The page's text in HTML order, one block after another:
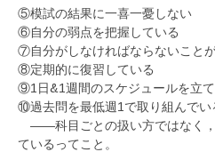
⑤模試の結果に一喜一憂しない
⑥自分の弱点を把握している
⑦自分がしなければならないこと
⑧定期的に復習している
⑨1日&1週間のスケジュールを立
⑩過去問を最低週1で取り組んでい
――科目ごとの扱い方ではなく，
ているってこと。